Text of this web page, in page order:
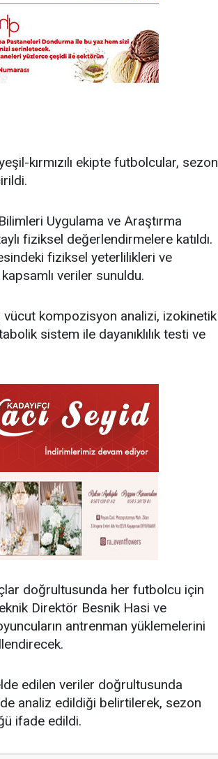
kırmızılı ekipte futbolcular, sezon
Uygulama ve Araştırma
fiziksel değerlendirmelere katıldı.
fiziksel yeterlilikleri ve
veriler sunuldu.
kompozisyon analizi, izokinetik
sistem ile dayanıklılık testi ve
doğrultusunda her futbolcu için
Direktör Besnik Hasi ve
antrenman yüklemelerini
edilen veriler doğrultusunda
analiz edildiği belirtilerek, sezon
ifade edildi.